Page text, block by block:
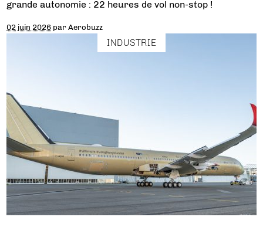
grande autonomie : 22 heures de vol non-stop !
02 juin 2026 parAerobuzz
INDUSTRIE